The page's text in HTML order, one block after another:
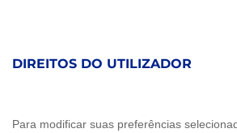
DIREITOS DO UTILIZADOR
Para modificar suas preferências